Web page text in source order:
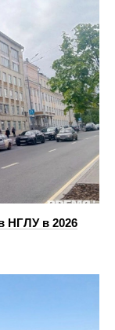
НГЛУ в 2026